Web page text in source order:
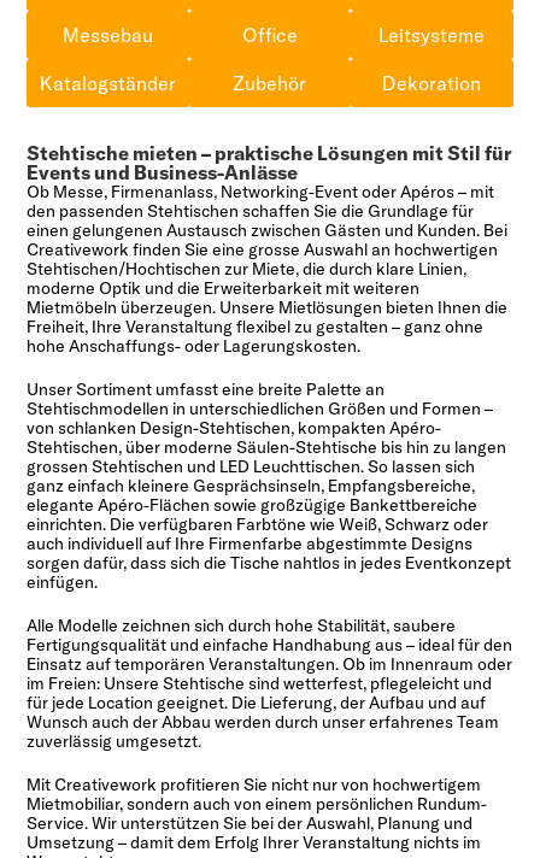
Messebau
Office
Leitsysteme
Katalogständer
Zubehör Dekoration
Stehtische mieten – praktische Lösungen mit Stil für
Events und Business-Anlässe
Ob Messe, Firmenanlass, Networking-Event oder Apéros – mit
den passenden Stehtischen schaffen Sie die Grundlage für
einen gelungenen Austausch zwischen Gästen und Kunden. Bei
Creativework finden Sie eine grosse Auswahl an hochwertigen
Stehtischen/Hochtischen zur Miete, die durch klare Linien,
moderne Optik und die Erweiterbarkeit mit weiteren
Mietmöbeln überzeugen. Unsere Mietlösungen bieten Ihnen die
Freiheit, Ihre Veranstaltung flexibel zu gestalten – ganz ohne
hohe Anschaffungs- oder Lagerungskosten.
Unser Sortiment umfasst eine breite Palette an
Stehtischmodellen in unterschiedlichen Größen und Formen –
von schlanken Design-Stehtischen, kompakten Apéro-
Stehtischen, über moderne Säulen-Stehtische bis hin zu langen
grossen Stehtischen und LED Leuchttischen. So lassen sich
ganz einfach kleinere Gesprächsinseln, Empfangsbereiche,
elegante Apéro-Flächen sowie großzügige Bankettbereiche
einrichten. Die verfügbaren Farbtöne wie Weiß, Schwarz oder
auch individuell auf Ihre Firmenfarbe abgestimmte Designs
sorgen dafür, dass sich die Tische nahtlos in jedes Eventkonzept
einfügen.
Alle Modelle zeichnen sich durch hohe Stabilität, saubere
Fertigungsqualität und einfache Handhabung aus – ideal für den
Einsatz auf temporären Veranstaltungen. Ob im Innenraum oder
im Freien: Unsere Stehtische sind wetterfest, pflegeleicht und
für jede Location geeignet. Die Lieferung, der Aufbau und auf
Wunsch auch der Abbau werden durch unser erfahrenes Team
zuverlässig umgesetzt.
Mit Creativework profitieren Sie nicht nur von hochwertigem
Mietmobiliar, sondern auch von einem persönlichen Rundum-
Service. Wir unterstützen Sie bei der Auswahl, Planung und
Umsetzung – damit dem Erfolg Ihrer Veranstaltung nichts im